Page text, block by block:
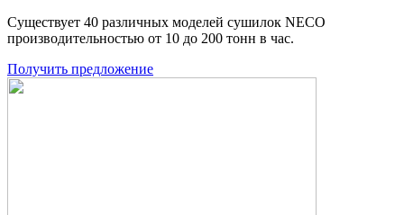
Существует 40 различных моделей сушилок NECO
производительностью от 10 до 200 тонн в час.
Получить предложение